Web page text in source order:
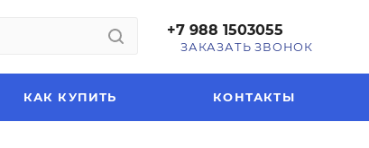
+7 988 1503055
ЗАКАЗАТЬ ЗВОНОК
КАК КУПИТЬ КОНТАКТЫ